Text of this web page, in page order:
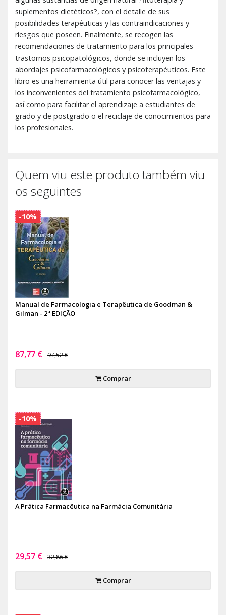
suplementos dietéticos?, con el detalle de sus
posibilidades terapéuticas y las contraindicaciones y
riesgos que poseen. Finalmente, se recogen las
recomendaciones de tratamiento para los principales
trastornos psicopatológicos, donde se incluyen los
abordajes psicofarmacológicos y psicoterapéuticos. Este
libro es una herramienta útil para conocer las ventajas y
los inconvenientes del tratamiento psicofarmacológico,
así como para facilitar el aprendizaje a estudiantes de
grado y de postgrado o el reciclaje de conocimientos para
los profesionales.
Quem viu este produto também viu
os seguintes
Manual de Farmacologia e Terapêutica de Goodman &
Gilman - 2ª EDIÇÃO
87,77 € 97,52 €
Comprar
-10%
A Prática Farmacêutica na Farmácia Comunitária
29,57 € 32,86 €
Comprar
-10%